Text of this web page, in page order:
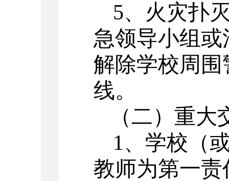
5、火灾扑
急领导小组
解除学校周
线。
（二）重
1、学校（
教师为第一